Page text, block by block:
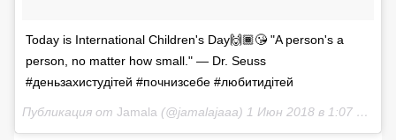
Today is International Children's Day🙌🏾😘 "A person's a
person, no matter how small." — Dr. Seuss
#деньзахистудітей #почнизсебе #любитидітей
Публикация от Jamala (@jamalajaaa) 1 Июн 2018 в 1:07 PDT